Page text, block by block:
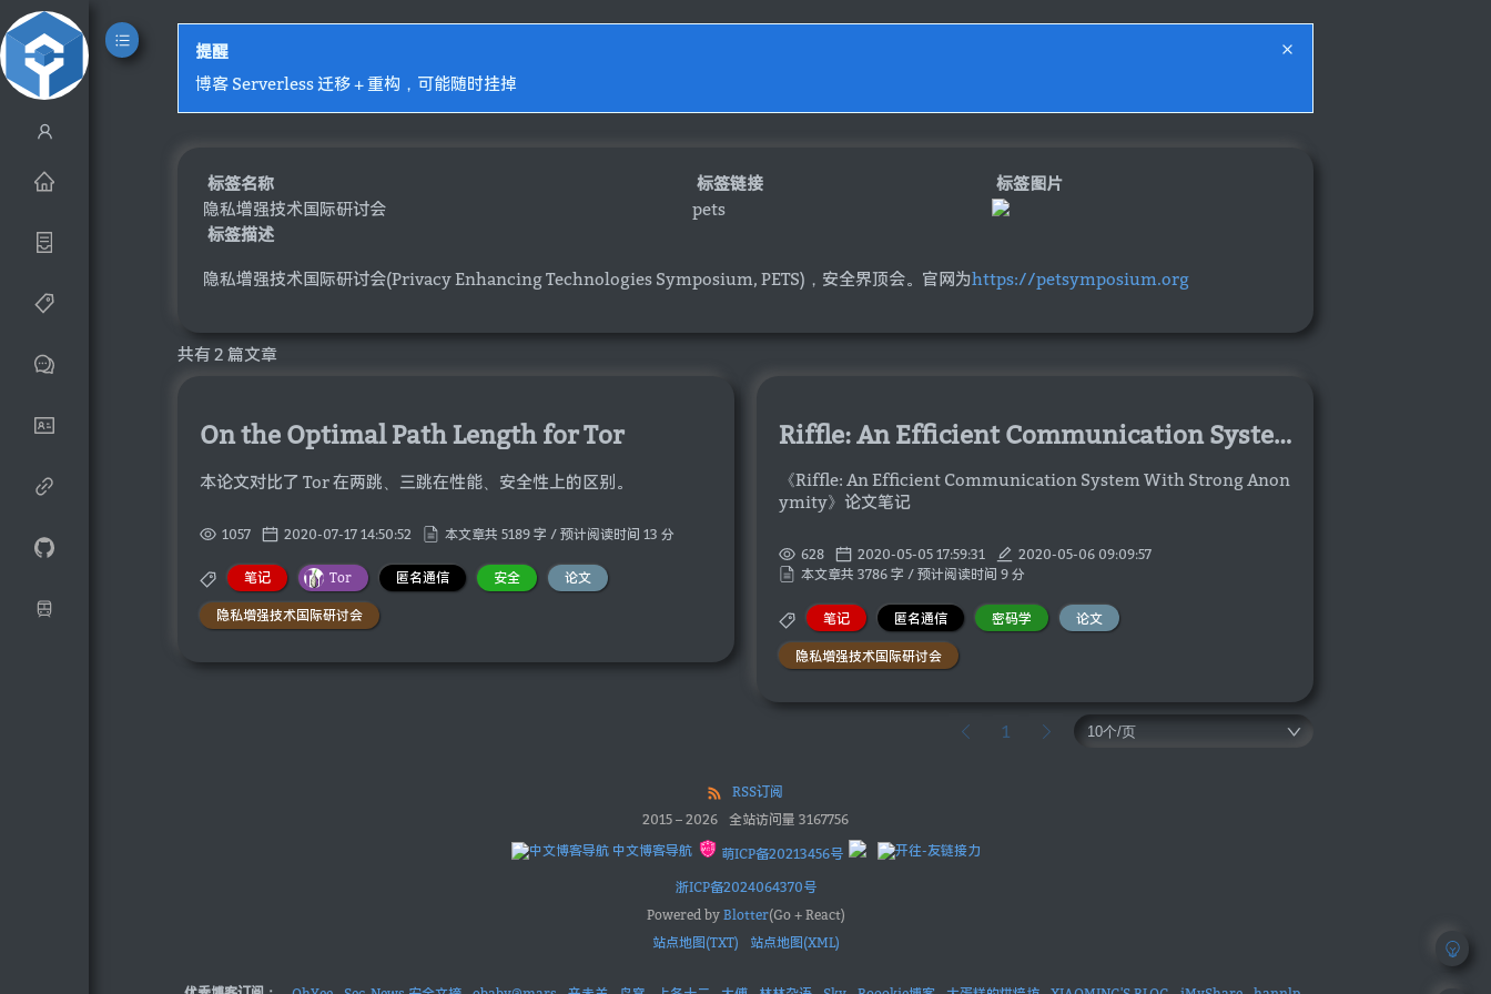
提醒
博客 Serverless 迁移 + 重构，可能随时挂掉
标签名称 标签链接
标签图片
隐私增强技术国际研讨会
pets
标签描述
隐私增强技术国际研讨会(Privacy Enhancing Technologies Symposium, PETS)，安全界顶会。官网为https://petsymposium.org
共有 2 篇文章
On the Optimal Path Length for Tor
本论文对比了 Tor 在两跳、三跳在性能、安全性上的区别。
1057 2020-07-17 14:50:52 本文章共 5189 字 / 预计阅读时间 13 分
笔记 Tor 匿名通信 安全 论文
隐私增强技术国际研讨会
Riffle: An Efficient Communication System With Strong Anonymity
《Riffle: An Efficient Communication System With Strong Anon
ymity》论文笔记
628 2020-05-05 17:59:31
2020-05-06 09:09:57
本文章共 3786 字 / 预计阅读时间 9 分
笔记 匿名通信 密码学 论文
隐私增强技术国际研讨会
1
RSS订阅
2015 – 2026 全站访问量 3167756
中文博客导航
萌ICP备20213456号
浙ICP备2024064370号
Powered by Blotter(Go + React)
站点地图(TXT)
站点地图(XML)